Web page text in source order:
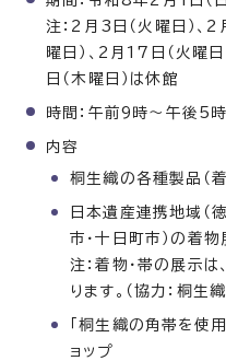
注：2月3日（火曜日）、
曜日）、2月17日（火曜
日（木曜日）は休館
時間：午前9時〜午後5
内容
桐生織の各種製品（着
日本遺産連携地域（
市・十日町市）の着物
注：着物・帯の展示は
ります。（協力：桐生
「桐生織の角帯を使
ョップ